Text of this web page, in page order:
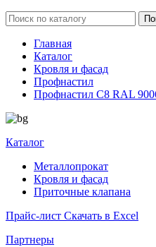
Главная
Каталог
Кровля и фасад
Профнастил
Профнастил С8 RAL
Каталог
Металлопрокат
Кровля и фасад
Приточные клапана
Прайс-лист Скачать в Excel
Партнеры